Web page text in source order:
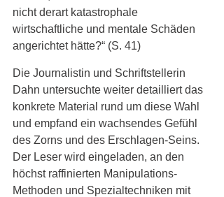
nicht derart katastrophale
wirtschaftliche und mentale Schäden
angerichtet hätte?“ (S. 41)
Die Journalistin und Schriftstellerin
Dahn untersuchte weiter detailliert das
konkrete Material rund um diese Wahl
und empfand ein wachsendes Gefühl
des Zorns und des Erschlagen-Seins.
Der Leser wird eingeladen, an den
höchst raffinierten Manipulations-
Methoden und Spezialtechniken mit